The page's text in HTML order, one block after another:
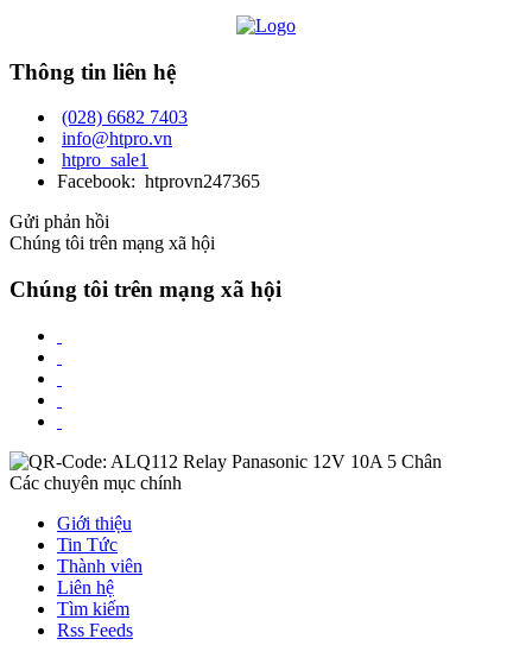
Thông tin liên hệ
(028) 6682 7403
info@htpro.vn
htpro_sale1
Facebook: htprovn247365
Gửi phản hồi
Chúng tôi trên mạng xã hội
Chúng tôi trên mạng xã hội
Các chuyên mục chính
Giới thiệu
Tin Tức
Thành viên
Liên hệ
Tìm kiếm
Rss Feeds